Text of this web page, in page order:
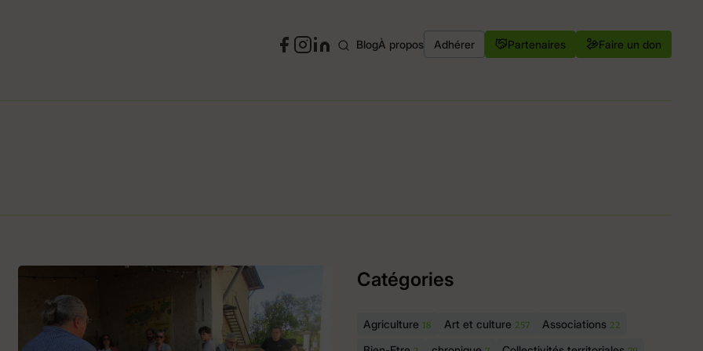
BlogÀ propos Adhérer Partenaires Faire un don
Catégories
Agriculture 18 Art et culture 257 Associations 22